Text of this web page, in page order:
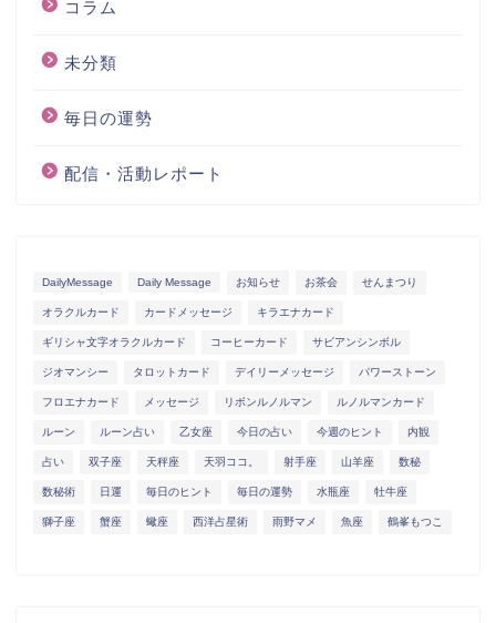
コラム
未分類
毎日の運勢
配信・活動レポート
DailyMessage Daily Message お知らせ お茶会 せんまつり
オラクルカード カードメッセージ キラエナカード
ギリシャ文字オラクルカード コーヒーカード サビアンシンボル
ジオマンシー タロットカード デイリーメッセージ パワーストーン
フロエナカード メッセージ リボンルノルマン ルノルマンカード
ルーン ルーン占い 乙女座 今日の占い 今週のヒント 内観
占い 双子座 天秤座 天羽ココ。 射手座 山羊座 数秘
数秘術 日運 毎日のヒント 毎日の運勢 水瓶座 牡牛座
獅子座 蟹座 蠍座 西洋占星術 雨野マメ 魚座 鶴峯もつこ